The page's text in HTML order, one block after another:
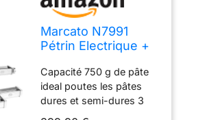
Marcato N7991
Pétrin Electrique +
Pâtes
Capacité 750 g de pâte
ideal poutes les pâtes
dures et semi-dures 3